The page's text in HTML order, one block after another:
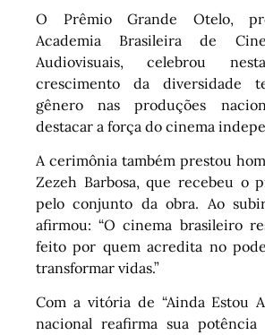
O Prêmio Grande Otelo,
Academia Brasileira de
Audiovisuais, celebrou
crescimento da diversidade
gênero nas produções
destacar a força do cinema
A cerimônia também prestou
Zezeh Barbosa, que recebeu o
pelo conjunto da obra. Ao
afirmou: “O cinema brasileiro
feito por quem acredita no
transformar vidas.”
Com a vitória de “Ainda Estou
nacional reafirma sua